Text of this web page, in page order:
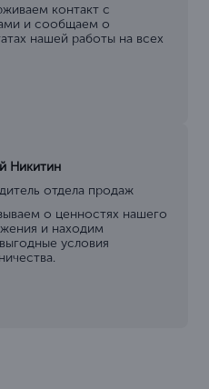
контакт с
и сообщаем о
нашей работы на всех
Никитин
отдела продаж
о ценностях нашего
и находим
условия